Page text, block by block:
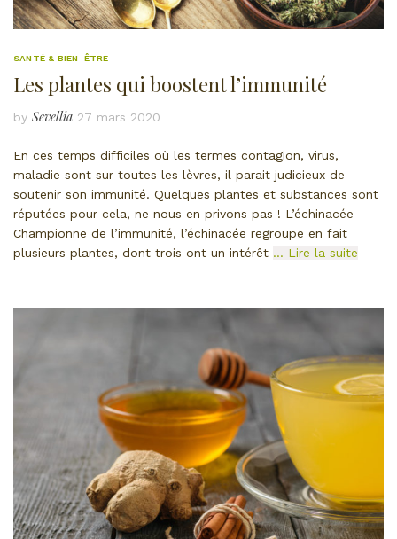
SANTÉ & BIEN-ÊTRE
Les plantes qui boostent l’immunité
by Sevellia 27 mars 2020
En ces temps difficiles où les termes contagion, virus,
maladie sont sur toutes les lèvres, il parait judicieux de
soutenir son immunité. Quelques plantes et substances sont
réputées pour cela, ne nous en privons pas ! L’échinacée
Championne de l’immunité, l’échinacée regroupe en fait
plusieurs plantes, dont trois ont un intérêt … Lire la suite